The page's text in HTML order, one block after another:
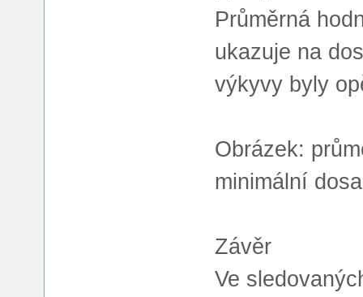
Průměrná
ukazuje na
výkyvy byly
Obrázek:
minimální
Závěr
Ve